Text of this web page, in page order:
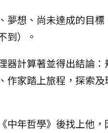
想、尚未達成的目標
到）。
器計算著並得出結論：
作家踏上旅程，探索及
中年哲學》後找上他，